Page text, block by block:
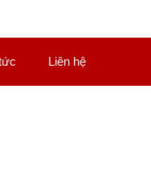
Liên hệ